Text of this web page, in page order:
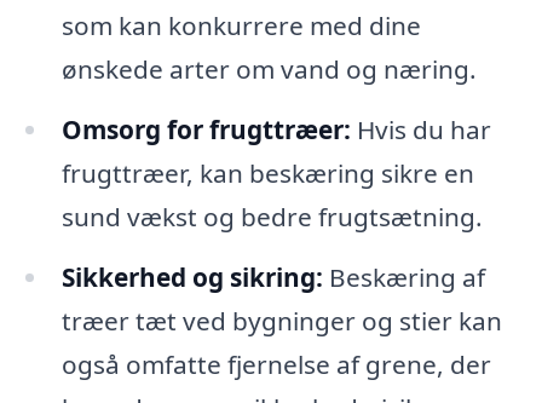
som kan konkurrere med dine
ønskede arter om vand og næring.
Omsorg for frugttræer: Hvis du har
frugttræer, kan beskæring sikre en
sund vækst og bedre frugtsætning.
Sikkerhed og sikring: Beskæring af
træer tæt ved bygninger og stier kan
også omfatte fjernelse af grene, der